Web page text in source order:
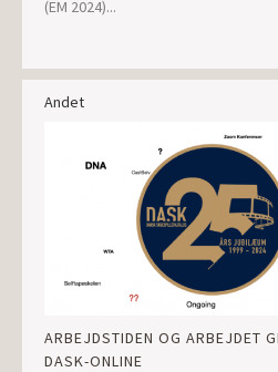
(EM 2024)...
Andet
ARBEJDSTIDEN OG ARBEJDET
DASK-ONLINE